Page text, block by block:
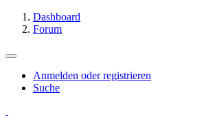
Dashboard
Forum
Anmelden oder registrieren
Suche